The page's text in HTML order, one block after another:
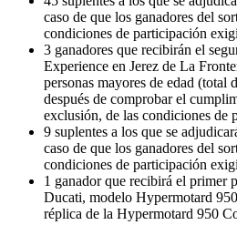
caso de que los ganadores del
condiciones de participación
3 ganadores que recibirán el
Experience en Jerez de La
personas mayores de edad (total
después de comprobar el
exclusión, de las condiciones de
9 suplentes a los que se
caso de que los ganadores del
condiciones de participación
1 ganador que recibirá el primer
Ducati, modelo Hypermotard
réplica de la Hypermotard 950